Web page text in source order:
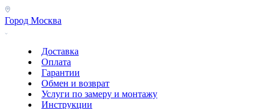
Город Москва
Доставка
Оплата
Гарантии
Обмен и возврат
Услуги по замеру и монтажу
Инструкции